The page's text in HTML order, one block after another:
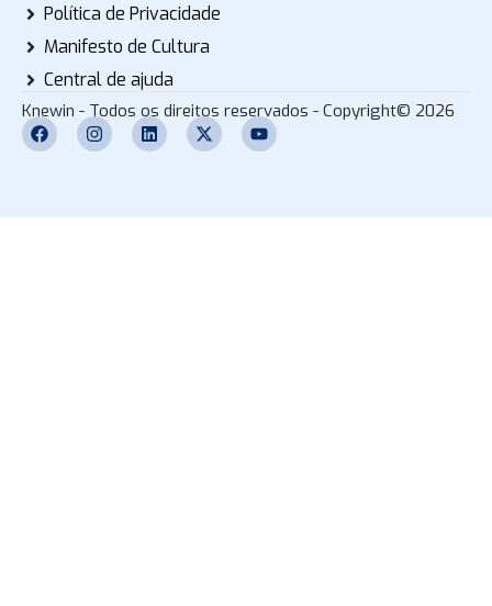
Política de Privacidade
Manifesto de Cultura
Central de ajuda
Knewin - Todos os direitos reservados - Copyright© 2026